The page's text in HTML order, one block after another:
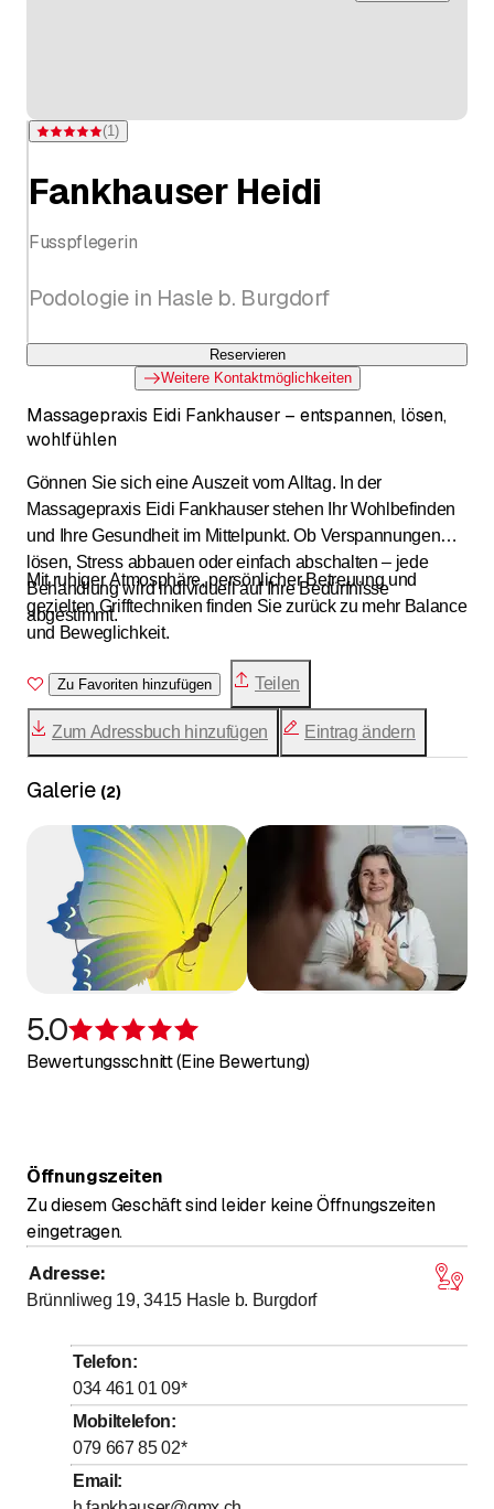
Bewertung 5 von 5 Sternen bei einer Bewertung
(1)
Fankhauser Heidi
Fusspflegerin
Podologie in Hasle b. Burgdorf
Reservieren
Weitere Kontaktmöglichkeiten
Massagepraxis Eidi Fankhauser – entspannen, lösen,
wohlfühlen
Gönnen Sie sich eine Auszeit vom Alltag. In der
Massagepraxis Eidi Fankhauser stehen Ihr Wohlbefinden
und Ihre Gesundheit im Mittelpunkt. Ob Verspannungen
lösen, Stress abbauen oder einfach abschalten – jede
Behandlung wird individuell auf Ihre Bedürfnisse
abgestimmt.
Mit ruhiger Atmosphäre, persönlicher Betreuung und
gezielten Grifftechniken finden Sie zurück zu mehr Balance
und Beweglichkeit.
Zu Favoriten hinzufügen Teilen
Zum Adressbuch hinzufügen Eintrag ändern
Galerie (2)
5.0
Bewertungsschnitt (Eine Bewertung)
Öffnungszeiten
Zu diesem Geschäft sind leider keine Öffnungszeiten
eingetragen.
Adresse:
Brünnliweg 19, 3415 Hasle b. Burgdorf
Telefon:
034 461 01 09*
Mobiltelefon:
079 667 85 02*
Email :